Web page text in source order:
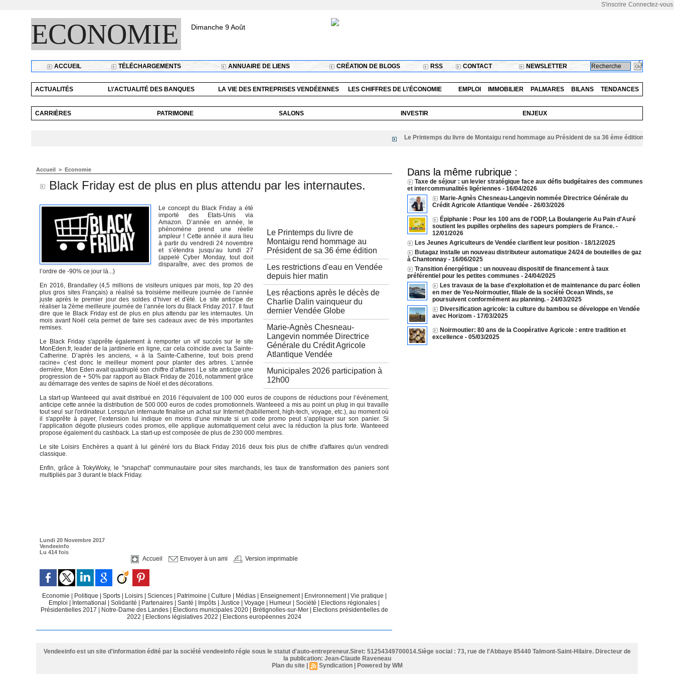
Connectez-vous
S'inscrire
ECONOMIE Dimanche 9 Août
ACCUEIL TÉLÉCHARGEMENTS ANNUAIRE DE LIENS CRÉATION DE BLOGS RSS CONTACT NEWSLETTER
ACTUALITÉS L\'ACTUALITÉ DES BANQUES LA VIE DES ENTREPRISES VENDÉENNES LES CHIFFRES DE L\'ÉCONOMIE EMPLOI IMMOBILIER PALMARES BILANS TENDANCES
CARRIÈRES PATRIMOINE SALONS INVESTIR ENJEUX
Le Printemps du livre de Montaigu rend hommage au Président de sa 36 éme édition 06/08/2026
Accueil > Economie
Black Friday est de plus en plus attendu par les internautes.
Le Printemps du livre de
Montaigu rend hommage au
Président de sa 36 éme édition
Les restrictions d'eau en Vendée
depuis hier matin
Les réactions après le décès de
Charlie Dalin vainqueur du
dernier Vendée Globe
Marie-Agnès Chesneau-
Langevin nommée Directrice
Générale du Crédit Agricole
Atlantique Vendée
Municipales 2026 participation à
12h00
Le concept du Black Friday a été
importé des Etats-Unis via
Amazon. D’année en année, le
phénomène prend une réelle
ampleur ! Cette année il aura lieu
à partir du vendredi 24 novembre
et s’étendra jusqu’au lundi 27
(appelé Cyber Monday, tout doit
disparaître, avec des promos de
l’ordre de -90% ce jour là...)
En 2016, Brandalley (4,5 millions de visiteurs uniques par mois, top 20 des
plus gros sites Français) a réalisé sa troisième meilleure journée de l’année
juste après le premier jour des soldes d’hiver et d'été. Le site anticipe de
réaliser la 2ème meilleure journée de l’année lors du Black Friday 2017. Il faut
dire que le Black Friday est de plus en plus attendu par les internautes. Un
mois avant Noël cela permet de faire ses cadeaux avec de très importantes
remises.
Le Black Friday s'apprête également à remporter un vif succès sur le site
MonEden.fr, leader de la jardinerie en ligne, car cela coïncide avec la Sainte-
Catherine. D’après les anciens, « à la Sainte-Catherine, tout bois prend
racine» c’est donc le meilleur moment pour planter des arbres. L’année
dernière, Mon Eden avait quadruplé son chiffre d’affaires ! Le site anticipe une
progression de + 50% par rapport au Black Friday de 2016, notamment grâce
au démarrage des ventes de sapins de Noël et des décorations.
La start-up Wanteeed qui avait distribué en 2016 l’équivalent de 100 000 euros de coupons de réductions pour l’événement,
anticipe cette année la distribution de 500 000 euros de codes promotionnels. Wanteeed a mis au point un plug in qui travaille
tout seul sur l'ordinateur. Lorsqu'un internaute finalise un achat sur Internet (habillement, high-tech, voyage, etc.), au moment où
il s'apprête à payer, l’extension lui indique en moins d’une minute si un code promo peut s’appliquer sur son panier. Si
l’application dégotte plusieurs codes promos, elle applique automatiquement celui avec la réduction la plus forte. Wanteeed
propose également du cashback. La start-up est composée de plus de 230 000 membres.
Le site Loisirs Enchères a quant à lui généré lors du Black Friday 2016 deux fois plus de chiffre d'affaires qu'un vendredi
classique.
Enfin, grâce à TokyWoky, le "snapchat" communautaire pour sites marchands, les taux de transformation des paniers sont
multipliés par 3 durant le black Friday.
Lundi 20 Novembre 2017
Vendeeinfo
Lu 414 fois
Accueil Envoyer à un ami Version imprimable
Economie Politique Sports Loisirs Sciences Patrimoine Culture Médias Enseignement Environnement Vie pratique
Emploi
International Solidarité Partenaires Santé Impôts Justice Voyage Humeur Société Elections régionales
Présidentielles 2017
Notre-Dame des Landes Elections municipales 2020 Brétignolles-sur-Mer
Elections présidentielles de
2022
Elections législatives 2022 Elections européennes 2024
Dans la même rubrique :
Taxe de séjour : un levier stratégique face aux défis budgétaires des communes
et intercommunalités ligériennes - 16/04/2026
Marie-Agnès Chesneau-Langevin nommée Directrice Générale du
Crédit Agricole Atlantique Vendée - 26/03/2026
Épiphanie : Pour les 100 ans de l'ODP, La Boulangerie Au Pain d'Auré
soutient les pupilles orphelins des sapeurs pompiers de France. -
12/01/2026
Les Jeunes Agriculteurs de Vendée clarifient leur position - 18/12/2025
Butagaz installe un nouveau distributeur automatique 24/24 de bouteilles de gaz
à Chantonnay - 16/06/2025
Transition énergétique : un nouveau dispositif de financement à taux
préférentiel pour les petites communes - 24/04/2025
Les travaux de la base d'exploitation et de maintenance du parc éolien
en mer de Yeu-Noirmoutier, filiale de la société Ocean Winds, se
poursuivent conformément au planning. - 24/03/2025
Diversification agricole: la culture du bambou se développe en Vendée
avec Horizom - 17/03/2025
Noirmoutier: 80 ans de la Coopérative Agricole : entre tradition et
excellence - 05/03/2025
Vendeeinfo est un site d'information édité par la société vendeeinfo régie sous le statut d'auto-entrepreneur.Siret: 51254349700014.Siège social : 73, rue de l'Abbaye 85440 Talmont-Saint-Hilaire. Directeur de
la publication: Jean-Claude Raveneau
Plan du site
Syndication Powered by WM